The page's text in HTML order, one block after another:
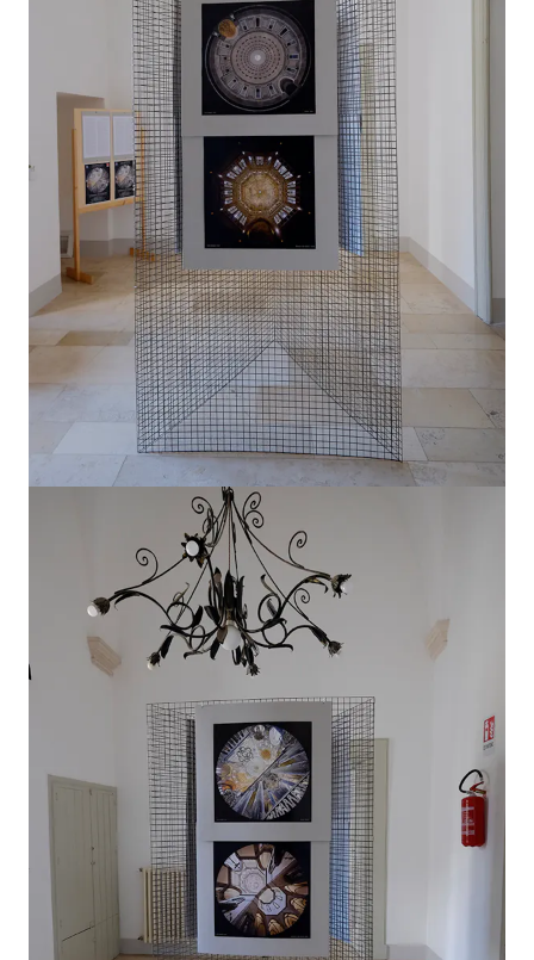
Mostre
News
Tecnica e Biografia